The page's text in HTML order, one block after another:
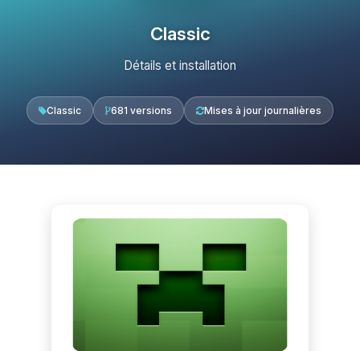
Classic
Détails et installation
Classic 681 versions Mises à jour journalières